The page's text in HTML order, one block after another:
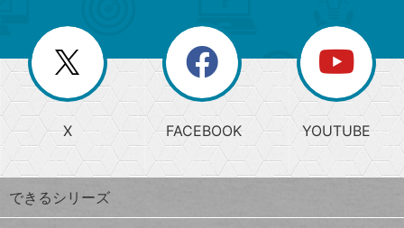
じ
る
search
検
索
上
昇
ワ
ー
ド
閉
じ
る
ー
か
ら
探
す
X FACEBOOK YOUTUBE
できるシリーズ